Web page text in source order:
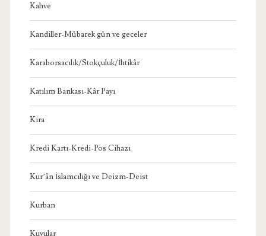
Kahve
Kandiller-Mübarek gün ve geceler
Karaborsacılık/Stokçuluk/İhtikâr
Katılım Bankası-Kâr Payı
Kira
Kredi Kartı-Kredi-Pos Cihazı
Kur’ân İslamcılığı ve Deizm-Deist
Kurban
Kuyular